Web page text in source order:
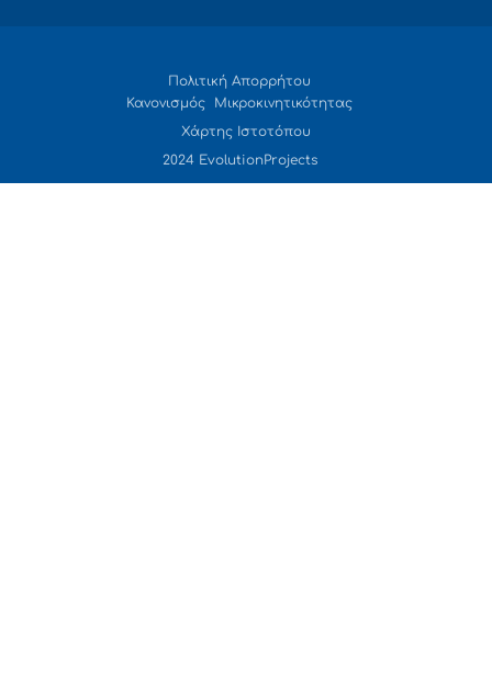
Πολιτική Απορρήτου
Κανονισμός Μικροκινητικότητας
Χάρτης Ιστοτόπου
2024 EvolutionProjects